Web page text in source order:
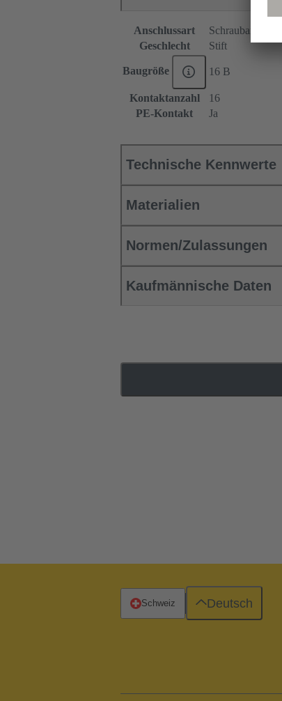
Anschlussart
Schraubanschluss
Geschlecht
Stift
Baugröße 16 B
Kontaktanzahl
16
PE-Kontakt
Ja
Technische Kennwerte
Materialien
Normen/Zulassungen
Kaufmännische Daten
Schweiz Deutsch